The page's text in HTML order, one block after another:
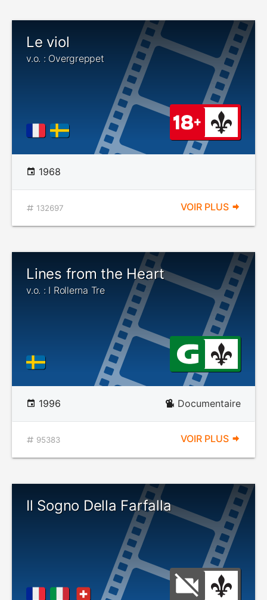
Le viol
v.o. : Overgreppet
1968
132697 VOIR PLUS
Lines from the Heart
v.o. : I Rollerna Tre
1996 Documentaire
95383 VOIR PLUS
Il Sogno Della Farfalla